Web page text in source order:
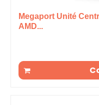
Megaport Unité
AMD...